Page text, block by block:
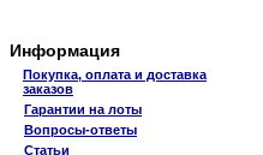
Информация
Покупка, оплата и доставка
заказов
Гарантии на лоты
Вопросы-ответы
Статьи